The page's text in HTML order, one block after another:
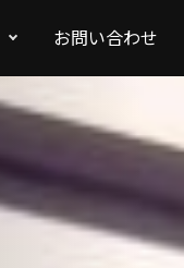
お問い合わせ